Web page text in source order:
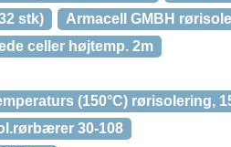
stk)
Armacell GMBH
celler højtemp. 2m
(150°C) rørisolering,
30-108